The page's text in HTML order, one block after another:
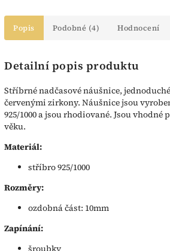
Popis Podobné (4) Hodnocení
Detailní popis produktu
Stříbrné nadčasové náušnice,
červenými zirkony. Náušnice jsou
925/1000 a jsou rhodiované. Jsou vhodné
věku.
Materiál:
stříbro 925/1000
Rozměry:
ozdobná část: 10mm
Zapínání:
šroubky